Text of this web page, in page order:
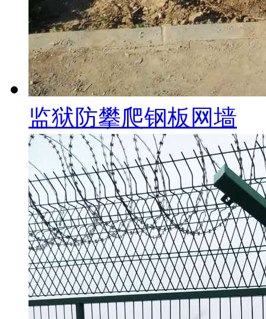
监狱防攀爬钢板网墙